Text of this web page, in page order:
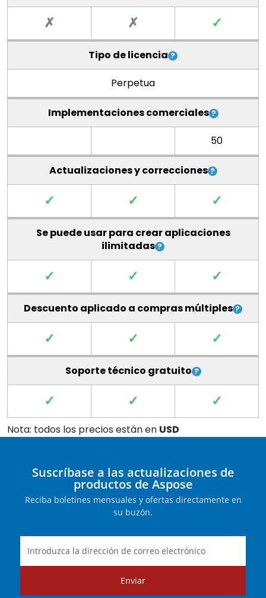
✗ ✗ ✓
Tipo de licencia
Perpetua
Implementaciones comerciales
50
Actualizaciones y correcciones
✓ ✓ ✓
Se puede usar para crear aplicaciones
ilimitadas
✓ ✓ ✓
Descuento aplicado a compras múltiples
✓ ✓ ✓
Soporte técnico gratuito
✓ ✓ ✓
Nota: todos los precios están en USD
Suscríbase a las actualizaciones de
productos de Aspose
Reciba boletines mensuales y ofertas directamente en
su buzón.
Enviar